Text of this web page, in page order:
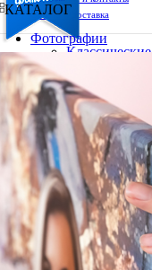
Оплата и доставка
Ваш город:
Ваш регион доставки
Выберите из списка:
КАТАЛОГ
Фотографии
Классические
10х15
13х18
15х15
15х20
20х20
20х30
30х30
30х40
А4
Фото
в